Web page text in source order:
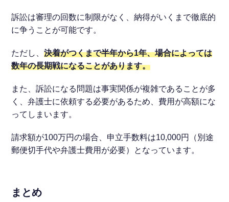
訴訟は審理の回数に制限がなく、納得がいくまで徹底的
に争うことが可能です。
ただし、決着がつくまで半年から1年、場合によっては
数年の長期戦になることがあります。
また、訴訟になる問題は事実関係が複雑であることが多
く、弁護士に依頼する必要があるため、費用が高額にな
ってしまいます。
請求額が100万円の場合、申立手数料は10,000円（別途
郵便切手代や弁護士費用が必要）となっています。
まとめ